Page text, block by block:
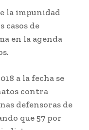
la impunidad
casos de
en la agenda
a la fecha se
contra
defensoras de
que 57 por